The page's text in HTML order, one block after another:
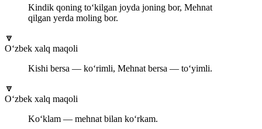
Kindik qoning to‘kilgan joyda joning bor, Mehnat
qilgan yerda moling bor.
🔽
O‘zbek xalq maqoli
Kishi bersa — ko‘rimli, Mehnat bersa — to‘yimli.
🔽
O‘zbek xalq maqoli
Ko‘klam — mehnat bilan ko‘rkam.